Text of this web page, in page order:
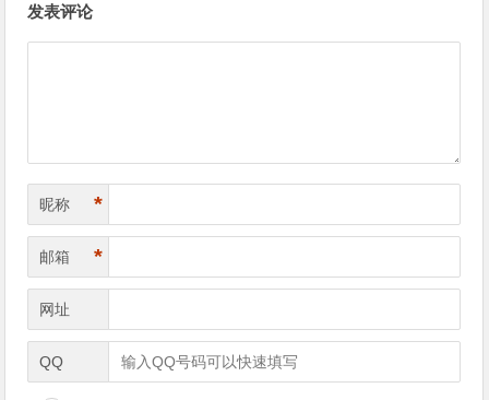
发表评论
昵称 *
邮箱 *
网址
QQ